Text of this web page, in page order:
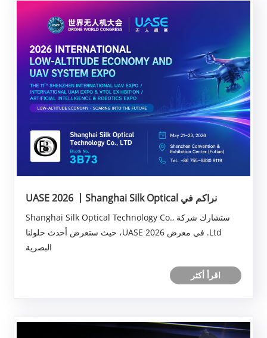
نراكم في UASE 2026 丨Shanghai Silk Optical
ستشارك شركة Shanghai Silk Optical Technology Co.,
Ltd. في معرض UASE 2026، حيث ستعرض أحدث حلولنا
البصرية
اقرأ أكثر